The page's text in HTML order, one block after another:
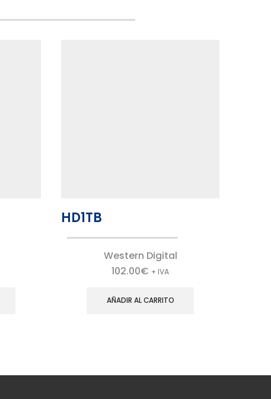
HD1TB
Western Digital
102.00€ + IVA
AÑADIR AL CARRITO